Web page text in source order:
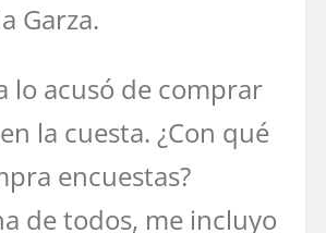
Garza.
lo acusó de comprar
la cuesta. ¿Con qué
encuestas?
de todos, me incluyo